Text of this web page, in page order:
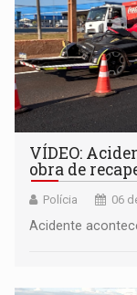
VÍDEO:
obra de
Polícia 06
Acidente